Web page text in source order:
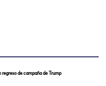
regreso de campaña de Trump